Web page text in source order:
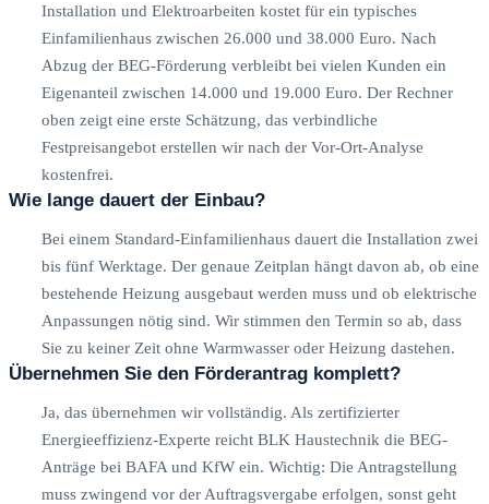
Installation und Elektroarbeiten kostet für ein typisches
Einfamilienhaus zwischen 26.000 und 38.000 Euro. Nach
Abzug der BEG-Förderung verbleibt bei vielen Kunden ein
Eigenanteil zwischen 14.000 und 19.000 Euro. Der Rechner
oben zeigt eine erste Schätzung, das verbindliche
Festpreisangebot erstellen wir nach der Vor-Ort-Analyse
kostenfrei.
Wie lange dauert der Einbau?
Bei einem Standard-Einfamilienhaus dauert die Installation zwei
bis fünf Werktage. Der genaue Zeitplan hängt davon ab, ob eine
bestehende Heizung ausgebaut werden muss und ob elektrische
Anpassungen nötig sind. Wir stimmen den Termin so ab, dass
Sie zu keiner Zeit ohne Warmwasser oder Heizung dastehen.
Übernehmen Sie den Förderantrag komplett?
Ja, das übernehmen wir vollständig. Als zertifizierter
Energieeffizienz-Experte reicht BLK Haustechnik die BEG-
Anträge bei BAFA und KfW ein. Wichtig: Die Antragstellung
muss zwingend vor der Auftragsvergabe erfolgen, sonst geht